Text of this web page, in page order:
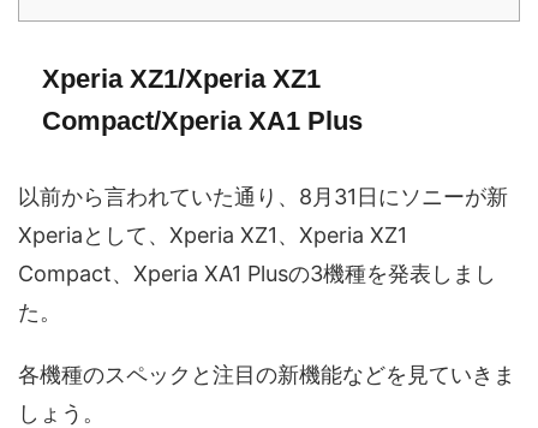
Xperia XZ1/Xperia XZ1
Compact/Xperia XA1 Plus
以前から言われていた通り、8月31日にソニーが新
Xperiaとして、Xperia XZ1、Xperia XZ1
Compact、Xperia XA1 Plusの3機種を発表しまし
た。
各機種のスペックと注目の新機能などを見ていきま
しょう。